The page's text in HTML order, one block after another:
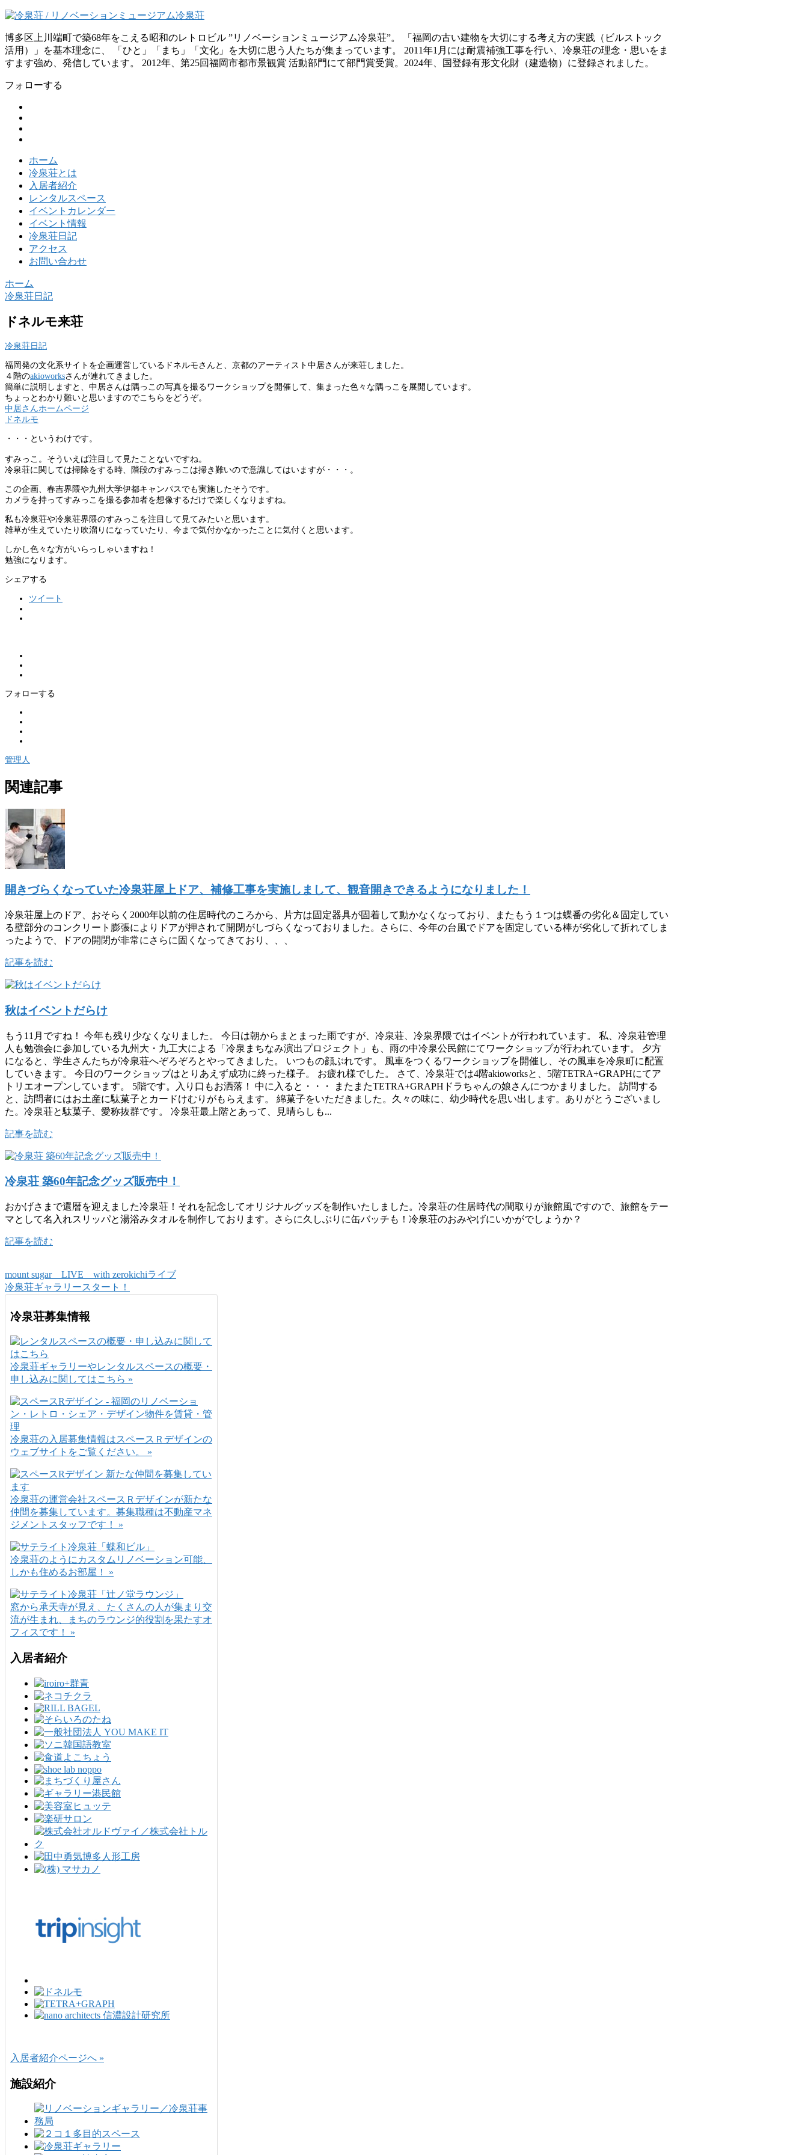
博多区上川端町で築68年をこえる昭和のレトロビル ”リノベーションミュージアム冷泉荘”。 「福岡の古い建物を大切にする考え方の実践（ビルストック
活用）」を基本理念に、 「ひと」「まち」「文化」を大切に思う人たちが集まっています。 2011年1月には耐震補強工事を行い、冷泉荘の理念・思いをま
すます強め、発信しています。 2012年、第25回福岡市都市景観賞 活動部門にて部門賞受賞。2024年、国登録有形文化財（建造物）に登録されました。
フォローする
ホーム
冷泉荘とは
入居者紹介
レンタルスペース
イベントカレンダー
イベント情報
冷泉荘日記
アクセス
お問い合わせ
ホーム
冷泉荘日記
ドネルモ来荘
冷泉荘日記
福岡発の文化系サイトを企画運営しているドネルモさんと、京都のアーティスト中居さんが来荘しました。
４階のakioworksさんが連れてきました。
簡単に説明しますと、中居さんは隅っこの写真を撮るワークショップを開催して、集まった色々な隅っこを展開しています。
ちょっとわかり難いと思いますのでこちらをどうぞ。
中居さんホームページ
ドネルモ
・・・というわけです。
すみっこ。そういえば注目して見たことないですね。
冷泉荘に関しては掃除をする時、階段のすみっこは掃き難いので意識してはいますが・・・。
この企画、春吉界隈や九州大学伊都キャンパスでも実施したそうです。
カメラを持ってすみっこを撮る参加者を想像するだけで楽しくなりますね。
私も冷泉荘や冷泉荘界隈のすみっこを注目して見てみたいと思います。
雑草が生えていたり吹溜りになっていたり、今まで気付かなかったことに気付くと思います。
しかし色々な方がいらっしゃいますね！
勉強になります。
シェアする
ツイート
フォローする
管理人
関連記事
開きづらくなっていた冷泉荘屋上ドア、補修工事を実施しまして、観音開きできるようになりました！
冷泉荘屋上のドア、おそらく2000年以前の住居時代のころから、片方は固定器具が固着して動かなくなっており、またもう１つは蝶番の劣化＆固定してい
る壁部分のコンクリート膨張によりドアが押されて開閉がしづらくなっておりました。さらに、今年の台風でドアを固定している棒が劣化して折れてしま
ったようで、ドアの開閉が非常にさらに固くなってきており、、、
記事を読む
秋はイベントだらけ
もう11月ですね！ 今年も残り少なくなりました。 今日は朝からまとまった雨ですが、冷泉荘、冷泉界隈ではイベントが行われています。 私、冷泉荘管理
人も勉強会に参加している九州大・九工大による「冷泉まちなみ演出プロジェクト」も、雨の中冷泉公民館にてワークショップが行われています。 夕方
になると、学生さんたちが冷泉荘へぞろぞろとやってきました。 いつもの顔ぶれです。 風車をつくるワークショップを開催し、その風車を冷泉町に配置
していきます。 今日のワークショップはとりあえず成功に終った様子。 お疲れ様でした。 さて、冷泉荘では4階akioworksと、5階TETRA+GRAPHにてア
トリエオープンしています。 5階です。入り口もお洒落！ 中に入ると・・・ またまたTETRA+GRAPHドラちゃんの娘さんにつかまりました。 訪問する
と、訪問者にはお土産に駄菓子とカードけむりがもらえます。 綿菓子をいただきました。久々の味に、幼少時代を思い出します。ありがとうございまし
た。冷泉荘と駄菓子、愛称抜群です。 冷泉荘最上階とあって、見晴らしも...
記事を読む
冷泉荘 築60年記念グッズ販売中！
おかげさまで還暦を迎えました冷泉荘！それを記念してオリジナルグッズを制作いたしました。冷泉荘の住居時代の間取りが旅館風ですので、旅館をテー
マとして名入れスリッパと湯浴みタオルを制作しております。さらに久しぶりに缶バッチも！冷泉荘のおみやげにいかがでしょうか？
記事を読む
mount sugar LIVE with zerokichiライブ
冷泉荘ギャラリースタート！
冷泉荘募集情報
冷泉荘ギャラリーやレンタルスペースの概要・
申し込みに関してはこちら »
冷泉荘の入居募集情報はスペースＲデザインの
ウェブサイトをご覧ください。 »
冷泉荘の運営会社スペースＲデザインが新たな
仲間を募集しています。募集職種は不動産マネ
ジメントスタッフです！ »
冷泉荘のようにカスタムリノベーション可能、
しかも住めるお部屋！ »
窓から承天寺が見え、たくさんの人が集まり交
流が生まれ、まちのラウンジ的役割を果たすオ
フィスです！ »
入居者紹介
入居者紹介ページへ »
施設紹介